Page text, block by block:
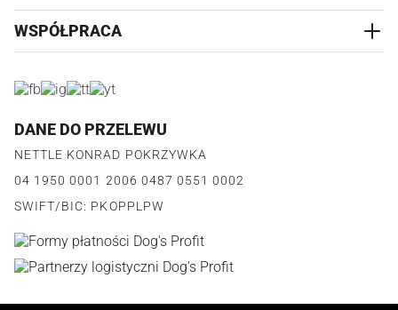
WYPRZEDAŻ
WYMIANA
PŁATNOŚCI
FAQ
KONTAKT
O PRODUKCIE
WSPÓŁPRACA
JAK DZIAŁA PROGRAM
REGULAMIN PROGRAMU
POLITYKA PRYWATNOŚCI PROGRAMU
DANE DO PRZELEWU
NETTLE KONRAD POKRZYWKA
04 1950 0001 2006 0487 0551 0002
SWIFT/BIC: PKOPPLPW